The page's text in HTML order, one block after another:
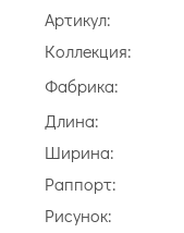
Артикул:
Коллекция:
Фабрика:
Длина:
Ширина:
Раппорт:
Рисунок: